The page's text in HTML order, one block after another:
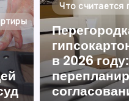
Что считается
в 2026 году: